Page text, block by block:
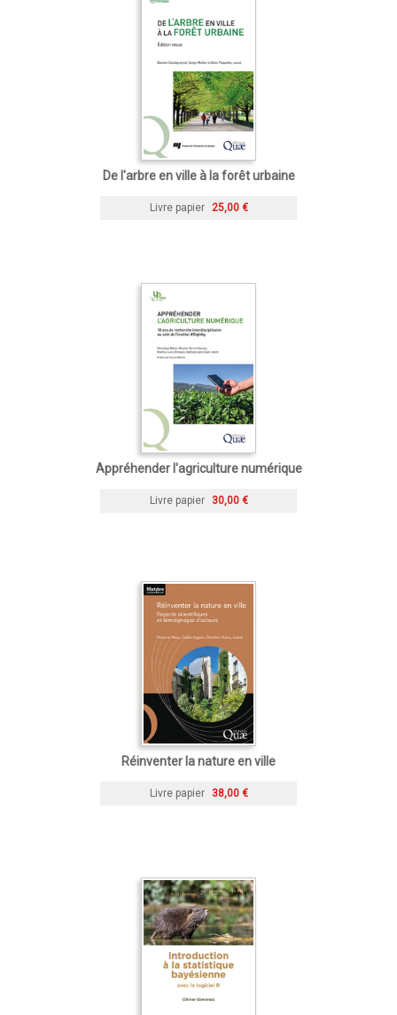
De l'arbre en ville à la forêt urbaine
Livre papier 25,00 €
Appréhender l'agriculture numérique
Livre papier 30,00 €
Réinventer la nature en ville
Livre papier 38,00 €